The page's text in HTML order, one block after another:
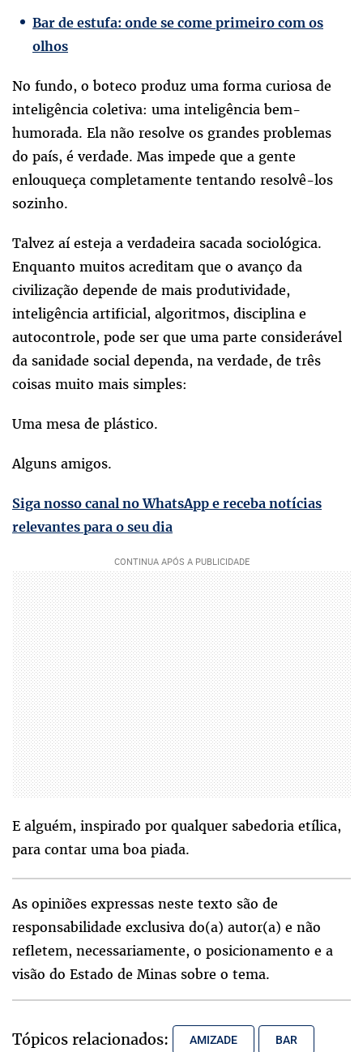
Bar de estufa: onde se come primeiro com os
olhos
No fundo, o boteco produz uma forma curiosa de
inteligência coletiva: uma inteligência bem-
humorada. Ela não resolve os grandes problemas
do país, é verdade. Mas impede que a gente
enlouqueça completamente tentando resolvê-los
sozinho.
Talvez aí esteja a verdadeira sacada sociológica.
Enquanto muitos acreditam que o avanço da
civilização depende de mais produtividade,
inteligência artificial, algoritmos, disciplina e
autocontrole, pode ser que uma parte considerável
da sanidade social dependa, na verdade, de três
coisas muito mais simples:
Uma mesa de plástico.
Alguns amigos.
Siga nosso canal no WhatsApp e receba notícias
relevantes para o seu dia
E alguém, inspirado por qualquer sabedoria etílica,
para contar uma boa piada.
As opiniões expressas neste texto são de
responsabilidade exclusiva do(a) autor(a) e não
refletem, necessariamente, o posicionamento e a
visão do Estado de Minas sobre o tema.
Tópicos relacionados: AMIZADE BAR